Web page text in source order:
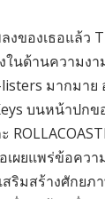
งของเธอแล้ว
ในด้านความง
มากมาย
บนหน้าปก
เผยแพร่ข้อควา
สริมสร้างศักย